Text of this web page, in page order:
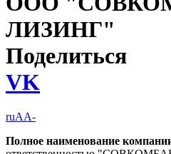
ЛИЗИНГ"
Поделиться
VK
ruAA-
Полное наименование